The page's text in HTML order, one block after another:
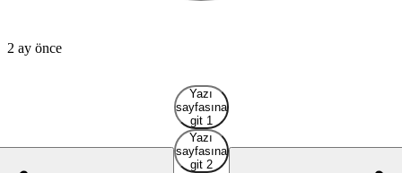
2 ay önce
Yazı
sayfasına
git 1
Yazı
sayfasına
git 2